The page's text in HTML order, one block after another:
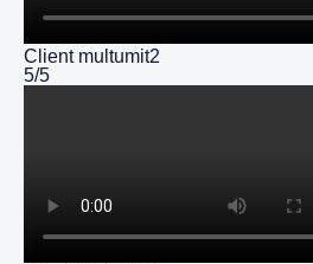
Client multumit2
5/5